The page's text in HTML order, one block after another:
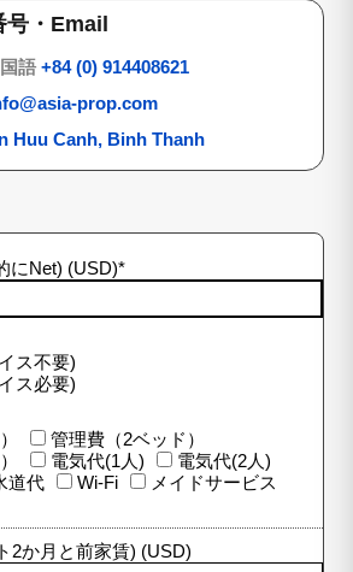
・Email
語 +84 (0) 914408621
prop.com
Huu Canh, Binh Thanh
にNet) (USD)*
ス不要)
ス必要)
管理費（2ベッド）
電気代(1人)
電気代(2人)
道代 Wi-Fi
メイドサービス
2か月と前家賃) (USD)